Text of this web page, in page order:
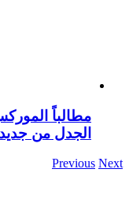
مطالباً
الجدل من جديد
Previous Next